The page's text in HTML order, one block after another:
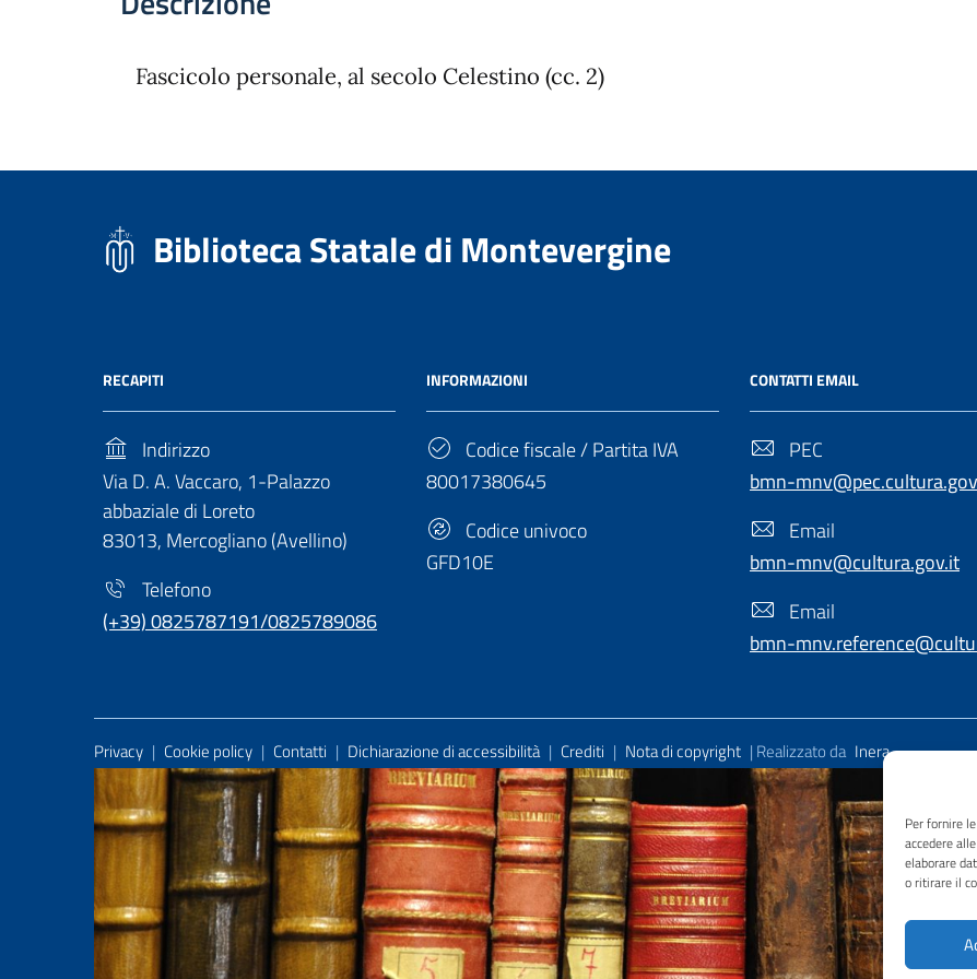
Per fornire
accedere
elaborare
o ritirare il
Fascicolo personale, al secolo Celestino (cc. 2)
Biblioteca Statale di Montevergine
RECAPITI
Indirizzo
Via D. A. Vaccaro, 1-Palazzo
abbaziale di Loreto
83013, Mercogliano (Avellino)
Telefono
(+39) 0825787191/0825789086
INFORMAZIONI
Codice fiscale / Partita IVA
80017380645
Codice univoco
GFD10E
CONTATTI EMAIL
PEC
bmn-
Email
bmn-mnv@cultura.gov.it
Email
bmn-
Useful Links Section
Privacy | Cookie policy | Contatti | Dichiarazione di accessibilità | Crediti | Nota di copyright | Realizzato da Inera